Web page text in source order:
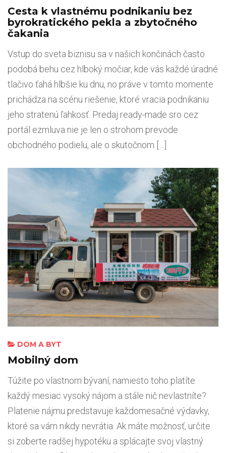
Cesta k vlastnému podnikaniu bez
byrokratického pekla a zbytočného
čakania
Vstup do sveta biznisu sa v našich končinách často
podobá behu cez hlboký močiar, kde vás každé úradné
tlačivo ťahá hlbšie ku dnu, no práve v tomto momente
prichádza na scénu riešenie, ktoré vracia podnikaniu
jeho stratenú ľahkosť. Predaj ready-made sro cez
portál ezmluva nie je len o strohom prevode
obchodného podielu, ale o skutočnom […]
DOM A BYT
Mobilný dom
Túžite po vlastnom bývaní, namiesto toho platíte
každý mesiac vysoký nájom a stále nič nevlastníte?
Platenie nájmu predstavuje každomesačné výdavky,
ktoré sa vám nikdy nevrátia. Ak máte možnosť, určite
si zoberte radšej hypotéku a splácajte svoj vlastný